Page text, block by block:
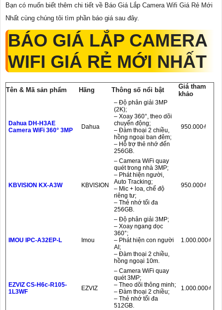
Bạn có muốn biết thêm chi tiết về Báo Giá Lắp Camera Wifi Giá Rẻ Mới
Nhất cùng chúng tôi tìm phần báo giá sau đây.
BÁO GIÁ LẮP CAMERA
WIFI GIÁ RẺ MỚI NHẤT
Tên & Mã sản phẩm Hãng Thông số nổi bật
Giá tham
khảo
Dahua DH-H3AE
Camera WiFi 360° 3MP
Dahua
– Độ phân giải 3MP
(2K);
– Xoay 360°, theo dõi
chuyển động;
– Đàm thoại 2 chiều,
hồng ngoại ban đêm;
– Hỗ trợ thẻ nhớ đến
256GB.
950.000₫
KBVISION KX-A3W KBVISION
– Camera WiFi quay
quét trong nhà 3MP;
– Phát hiện người,
Auto Tracking;
– Mic + loa, chế độ
riêng tư;
– Thẻ nhớ tối đa
256GB.
950.000₫
IMOU IPC-A32EP-L Imou
– Độ phân giải 3MP;
– Xoay ngang dọc
360°;
– Phát hiện con người
AI;
– Đàm thoại 2 chiều,
hồng ngoại 10m.
1.000.000₫
EZVIZ CS-H6c-R105-
1L3WF
EZVIZ
– Camera WiFi quay
quét 3MP;
– Theo dõi thông minh;
– Đàm thoại 2 chiều;
– Thẻ nhớ tối đa
512GB.
1.000.000₫